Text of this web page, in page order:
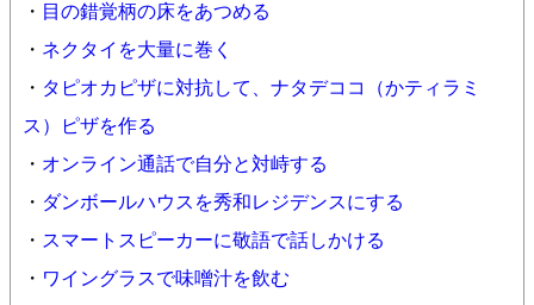
・ 目の錯覚柄の床をあつめる
・ ネクタイを大量に巻く
・ タピオカピザに対抗して、ナタデココ（かティラミ
ス）ピザを作る
・ オンライン通話で自分と対峙する
・ ダンボールハウスを秀和レジデンスにする
・ スマートスピーカーに敬語で話しかける
・ ワイングラスで味噌汁を飲む